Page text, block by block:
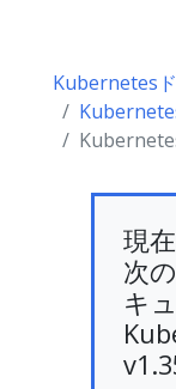
Kubernetes
現
次
キ